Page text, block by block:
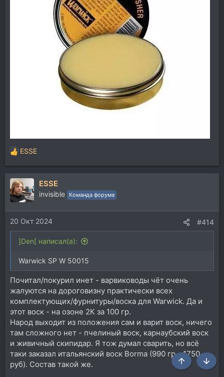
Р
е
а
к
ц
и
и
:
ESSE
ESSE
invisible Команда форума
20 Окт 2024 #414
]Den[ написал(а):
Warwick SP W 50015
Почитал/покурил инет - варвиководы чёт очень
жалуются на дороговизну практически всех
комплектующих/фурнитуры/воска для Warwick. Да и
этот воск - на озоне 2К за 100 гр.
Народ выходит из положения сам и варит воск, ничего
там сложного нет - пчелиный воск, карнаубский воск
и живичный скипидар. Я тож думал сварить, но всё
таки заказал итальянский воск Borma (990 гр - 1750
руб). Состав такой же.